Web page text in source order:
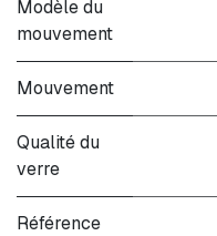
Modèle du
mouvement
Mouvement
Qualité du
verre
Référence